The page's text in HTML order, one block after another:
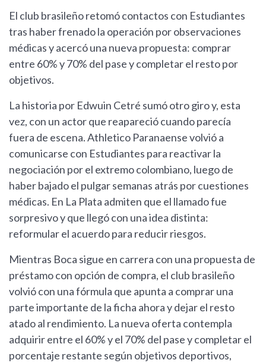
El club brasileño retomó contactos con Estudiantes
tras haber frenado la operación por observaciones
médicas y acercó una nueva propuesta: comprar
entre 60% y 70% del pase y completar el resto por
objetivos.
La historia por Edwuin Cetré sumó otro giro y, esta
vez, con un actor que reapareció cuando parecía
fuera de escena. Athletico Paranaense volvió a
comunicarse con Estudiantes para reactivar la
negociación por el extremo colombiano, luego de
haber bajado el pulgar semanas atrás por cuestiones
médicas. En La Plata admiten que el llamado fue
sorpresivo y que llegó con una idea distinta:
reformular el acuerdo para reducir riesgos.
Mientras Boca sigue en carrera con una propuesta de
préstamo con opción de compra, el club brasileño
volvió con una fórmula que apunta a comprar una
parte importante de la ficha ahora y dejar el resto
atado al rendimiento. La nueva oferta contempla
adquirir entre el 60% y el 70% del pase y completar el
porcentaje restante según objetivos deportivos,